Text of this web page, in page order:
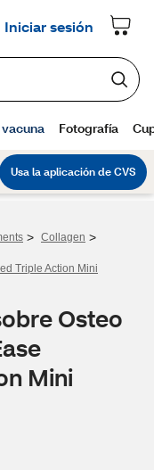
> Collagen >
Triple Action Mini
Osteo
Mini